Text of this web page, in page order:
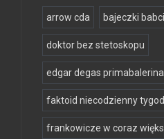
arrow cda bajeczki
doktor bez stetoskopu
edgar degas primabalerina
faktoid niecodzienny
frankowicze w coraz